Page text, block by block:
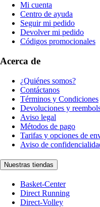
Mi cuenta
Centro de ayuda
Seguir mi pedido
Devolver mi pedido
Códigos promocionales
Acerca de
¿Quiénes somos?
Contáctanos
Términos y Condiciones
Devoluciones y
Aviso legal
Métodos de pago
Tarifas y opciones de
Aviso de
Nuestras tiendas
Basket-Center
Direct Running
Direct-Volley